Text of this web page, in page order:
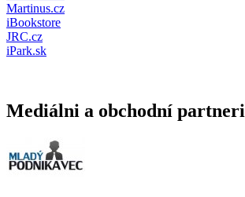
Martinus.cz
iBookstore
JRC.cz
iPark.sk
Mediálni a obchodní partneri